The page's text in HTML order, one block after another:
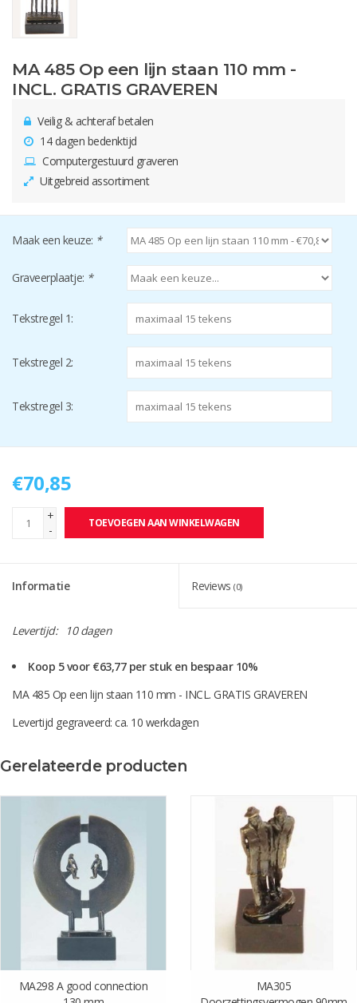
MA 485 Op een lijn staan 110 mm -
INCL. GRATIS GRAVEREN
Veilig & achteraf betalen
14 dagen bedenktijd
Computergestuurd graveren
Uitgebreid assortiment
Maak een keuze: *
Graveerplaatje: *
Tekstregel 1:
Tekstregel 2:
Tekstregel 3:
€70,85
+
-
TOEVOEGEN AAN WINKELWAGEN
Informatie Reviews (0)
Levertijd: 10 dagen
Koop 5 voor €63,77 per stuk en bespaar 10%
MA 485 Op een lijn staan 110 mm - INCL. GRATIS GRAVEREN
Levertijd gegraveerd: ca. 10 werkdagen
Gerelateerde producten
MA298 A good connection
MA305